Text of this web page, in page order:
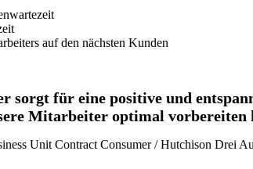
auf den nächsten Kunden
sorgt für eine positive und
Mitarbeiter optimal vorbereiten
Unit Contract Consumer / Hutchison Drei